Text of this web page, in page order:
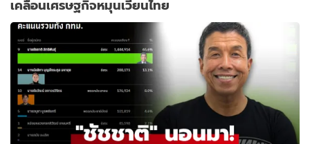
เคลื่อนเศรษฐกิจหมุนเวียนไทย